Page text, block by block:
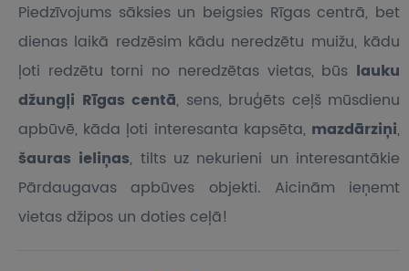
Piedzīvojums sāksies un beigsies Rīgas centrā, bet
dienas laikā redzēsim kādu neredzētu muižu, kādu
ļoti redzētu torni no neredzētas vietas, būs lauku
džungļi Rīgas centā, sens, bruģēts ceļš mūsdienu
apbūvē, kāda ļoti interesanta kapsēta, mazdārziņi,
šauras ieliņas, tilts uz nekurieni un interesantākie
Pārdaugavas apbūves objekti. Aicinām ieņemt
vietas džipos un doties ceļā!